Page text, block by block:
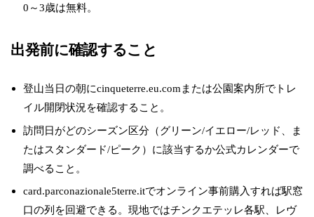
0～3歳は無料。
出発前に確認すること
登山当日の朝にcinqueterre.eu.comまたは公園案内所でトレ
イル開閉状況を確認すること。
訪問日がどのシーズン区分（グリーン/イエロー/レッド、ま
たはスタンダード/ピーク）に該当するか公式カレンダーで
調べること。
card.parconazionale5terre.itでオンライン事前購入すれば駅窓
口の列を回避できる。現地ではチンクエテッレ各駅、レヴ